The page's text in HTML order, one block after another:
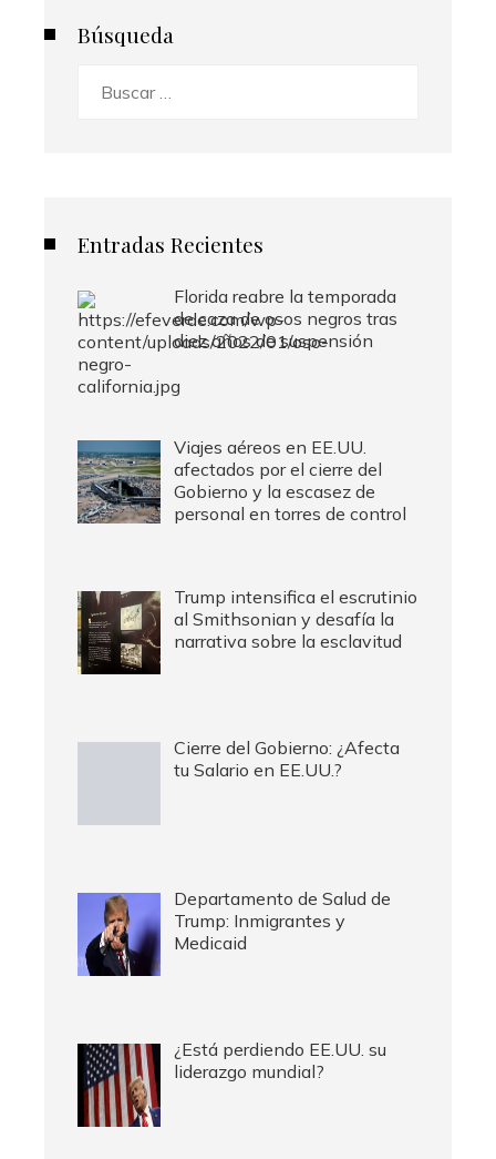
Búsqueda
Entradas Recientes
Florida reabre la temporada
de caza de osos negros tras
diez años de suspensión
Viajes aéreos en EE.UU.
afectados por el cierre del
Gobierno y la escasez de
personal en torres de control
Trump intensifica el escrutinio
al Smithsonian y desafía la
narrativa sobre la esclavitud
Cierre del Gobierno: ¿Afecta
tu Salario en EE.UU.?
Departamento de Salud de
Trump: Inmigrantes y
Medicaid
¿Está perdiendo EE.UU. su
liderazgo mundial?